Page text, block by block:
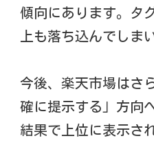
傾向にあります。タ
上も落ち込んでしま
今後、楽天市場はさ
確に提示する」方向
結果で上位に表示さ